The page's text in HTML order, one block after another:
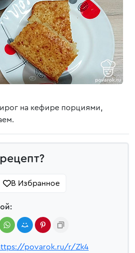
на кефире порциями,
В Избранное
povarok.ru/r/Zk4